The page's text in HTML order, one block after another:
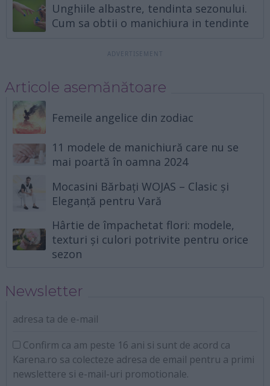
Unghiile albastre, tendinta sezonului.
Cum sa obtii o manichiura in tendinte
Articole asemănătoare
Femeile angelice din zodiac
11 modele de manichiură care nu se
mai poartă în oamna 2024
Mocasini Bărbați WOJAS – Clasic și
Eleganță pentru Vară
Hârtie de împachetat flori: modele,
texturi și culori potrivite pentru orice
sezon
Newsletter
adresa ta de e-mail
Confirm ca am peste 16 ani si sunt de acord ca
Karena.ro sa colecteze adresa de email pentru a primi
newslettere si e-mail-uri promotionale.